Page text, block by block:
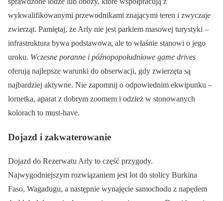
wykwalifikowanymi przewodnikami znającymi teren i zwyczaje
zwierząt. Pamiętaj, że Arly nie jest parkiem masowej turystyki –
infrastruktura bywa podstawowa, ale to właśnie stanowi o jego
uroku. Wczesne poranne i późnopopołudniowe game drives
oferują najlepsze warunki do obserwacji, gdy zwierzęta są
najbardziej aktywne. Nie zapomnij o odpowiednim ekwipunku –
lornetka, aparat z dobrym zoomem i odzież w stonowanych
kolorach to must-have.
Dojazd i zakwaterowanie
Dojazd do Rezerwatu Arly to część przygody.
Najwygodniejszym rozwiązaniem jest lot do stolicy Burkina
Faso, Wagadugu, a następnie wynajęcie samochodu z napędem